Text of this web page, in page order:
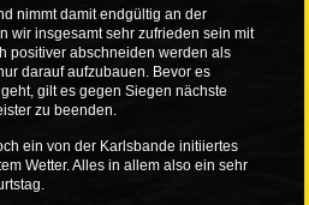
nimmt damit endgültig an der
wir insgesamt sehr zufrieden sein mit
positiver abschneiden werden als
darauf aufzubauen. Bevor es
gilt es gegen Siegen nächste
zu beenden.
ein von der Karlsbande initiiertes
Wetter. Alles in allem also ein sehr